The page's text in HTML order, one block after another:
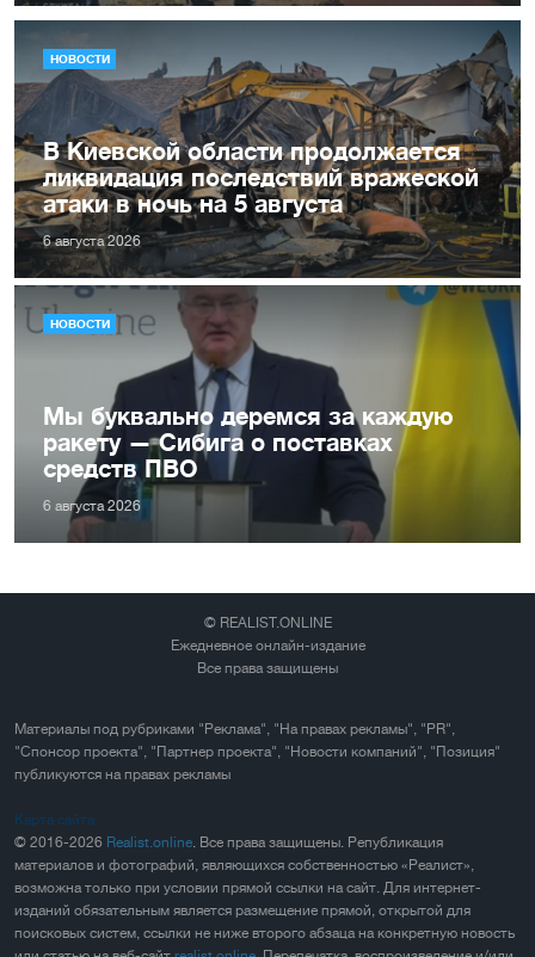
НОВОСТИ
В Киевской области продолжается
ликвидация последствий вражеской
атаки в ночь на 5 августа
6 августа 2026
НОВОСТИ
Мы буквально деремся за каждую
ракету — Сибига о поставках
средств ПВО
6 августа 2026
© REALIST.ONLINE
Ежедневное онлайн-издание
Все права защищены
Материалы под рубриками "Реклама", "На правах рекламы", "PR",
"Спонсор проекта", "Партнер проекта", "Новости компаний", "Позиция"
публикуются на правах рекламы
Карта сайта
© 2016-2026 Realist.online. Все права защищены. Републикация
материалов и фотографий, являющихся собственностью «Реалист»,
возможна только при условии прямой ссылки на сайт. Для интернет-
изданий обязательным является размещение прямой, открытой для
поисковых систем, ссылки не ниже второго абзаца на конкретную новость